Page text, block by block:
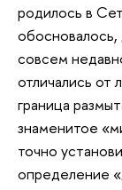
родилось в
совсем
отличались от
граница
знаменитое
точно
определение